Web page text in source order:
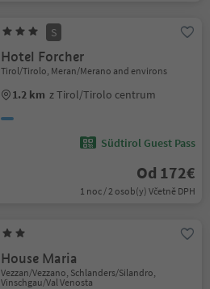
S
Hotel Forcher
Tirol/Tirolo, Meran/Merano and environs
1.2 km z Tirol/Tirolo centrum
Südtirol Guest Pass
Od 172€
1 noc / 2 osob(y) Včetně DPH
House Maria
Vezzan/Vezzano, Schlanders/Silandro,
Vinschgau/Val Venosta